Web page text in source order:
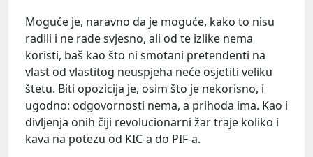
Moguće je, naravno da je moguće, kako to nisu
radili i ne rade svjesno, ali od te izlike nema
koristi, baš kao što ni smotani pretendenti na
vlast od vlastitog neuspjeha neće osjetiti veliku
štetu. Biti opozicija je, osim što je nekorisno, i
ugodno: odgovornosti nema, a prihoda ima. Kao i
divljenja onih čiji revolucionarni žar traje koliko i
kava na potezu od KIC-a do PIF-a.